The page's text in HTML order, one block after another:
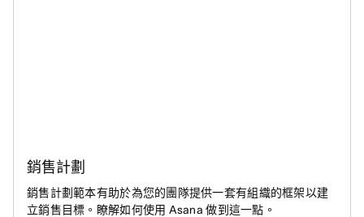
銷售計劃
銷售計劃範本有助於為您的團隊提供一套有組織的框架以建
立銷售目標。瞭解如何使用 Asana 做到這一點。